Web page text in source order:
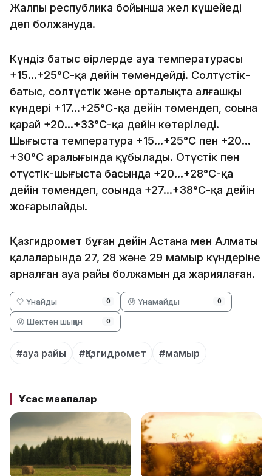
Жалпы республика бойынша жел күшейеді
деп болжануда.
Күндіз батыс өңірлерде ауа температурасы
+15…+25°С-қа дейін төмендейді. Солтүстік-
батыс, солтүстік және орталықта алғашқы
күндері +17…+25°С-қа дейін төмендеп, соңына
қарай +20…+33°С-қа дейін көтеріледі.
Шығыста температура +15…+25°С пен +20…
+30°С аралығында құбылады. Оңтүстік пен
оңтүстік-шығыста басында +20…+28°С-қа
дейін төмендеп, соңында +27…+38°С-қа дейін
жоғарылайды.
Қазгидромет бұған дейін Астана мен Алматы
қалаларында 27, 28 және 29 мамыр күндеріне
арналған ауа райы болжамын да жариялаған.
🤍 Ұнайды 0 😞 Ұнамайды 0
😡 Шектен шыққан 0
#ауа райы #Қазгидромет #мамыр
Ұқсас мақалалар